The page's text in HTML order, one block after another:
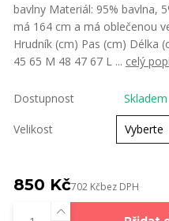
bavlny Materiál: 95% bavlna,
má 164 cm a má oblečenou
Hrudník (cm) Pas (cm) Délka
45 65 M 48 47 67 L ... celý
Dostupnost Skladem
Velikost
850 Kč702 Kčbez DPH